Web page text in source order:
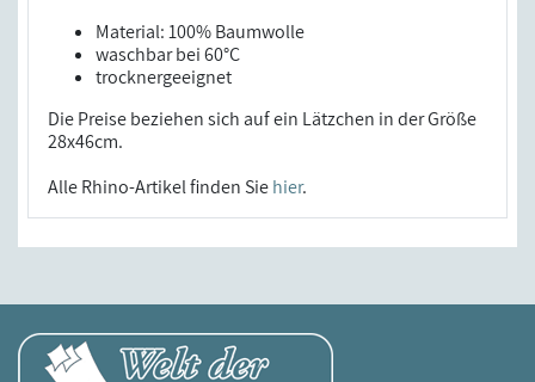
Material: 100% Baumwolle
waschbar bei 60°C
trocknergeeignet
Die Preise beziehen sich auf ein Lätzchen in der Größe
28x46cm.
Alle Rhino-Artikel finden Siehier.